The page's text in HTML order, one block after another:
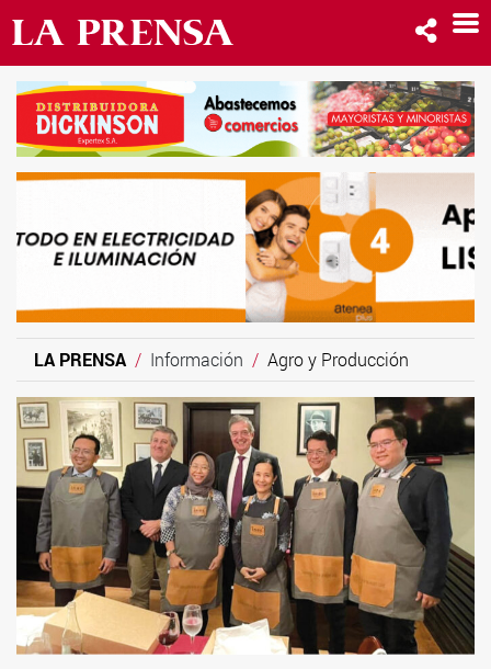
LA PRENSA Información Agro y Producción